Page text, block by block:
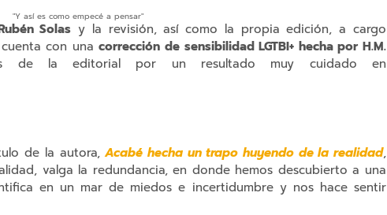
"Y así es como empecé a pensar"
Solas y la revisión, así como la propia edición, a cargo
con unacorrección de sensibilidad LGTBI+ hecha por H.M.
de la editorial por un resultado muy cuidado en
de la autora,Acabé hecha un trapo huyendo de la realidad,
valga la redundancia, en donde hemos descubierto a una
en un mar de miedos e incertidumbre y nos hace sentir